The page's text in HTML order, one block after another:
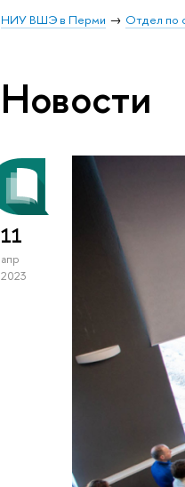
НИУ ВШЭ в Перми Отдел по
Новости
11
апр
2023